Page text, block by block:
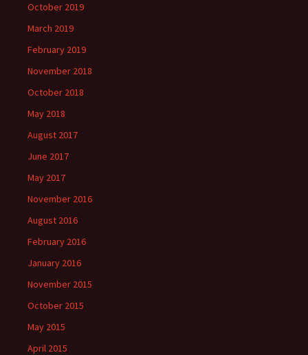
October 2019
March 2019
February 2019
November 2018
October 2018
May 2018
August 2017
June 2017
May 2017
November 2016
August 2016
February 2016
January 2016
November 2015
October 2015
May 2015
April 2015